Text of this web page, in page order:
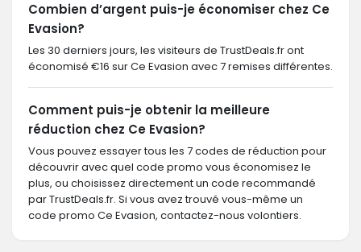
Combien d’argent puis-je économiser chez Ce
Evasion?
Les 30 derniers jours, les visiteurs de TrustDeals.fr ont
économisé €16 sur Ce Evasion avec 7 remises différentes.
Comment puis-je obtenir la meilleure
réduction chez Ce Evasion?
Vous pouvez essayer tous les 7 codes de réduction pour
découvrir avec quel code promo vous économisez le
plus, ou choisissez directement un code recommandé
par TrustDeals.fr. Si vous avez trouvé vous-même un
code promo Ce Evasion, contactez-nous volontiers.